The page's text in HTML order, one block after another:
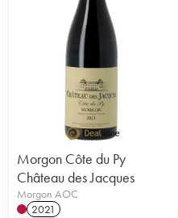
Morgon Côte du Py
Château des Jacques
Morgon AOC
2021